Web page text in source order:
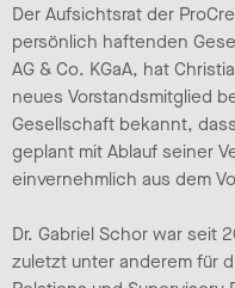
Der Aufsichtsrat der
persönlich haftenden
AG & Co. KGaA, hat
neues Vorstandsmitglied
Gesellschaft bekannt,
geplant mit Ablauf seiner
einvernehmlich aus dem
Dr. Gabriel Schor war seit
zuletzt unter anderem für